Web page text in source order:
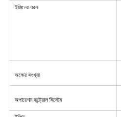
ইঞ্জিনের ধরন
অক্ষের সংখ্যা
অপারেশন কন্ট্রোল সিস্টেম